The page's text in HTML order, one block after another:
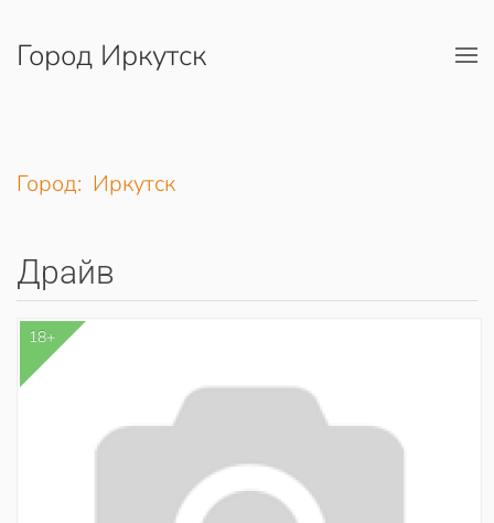
Перейти к содержимому
Город Иркутск
Город: Иркутск
Драйв
18+